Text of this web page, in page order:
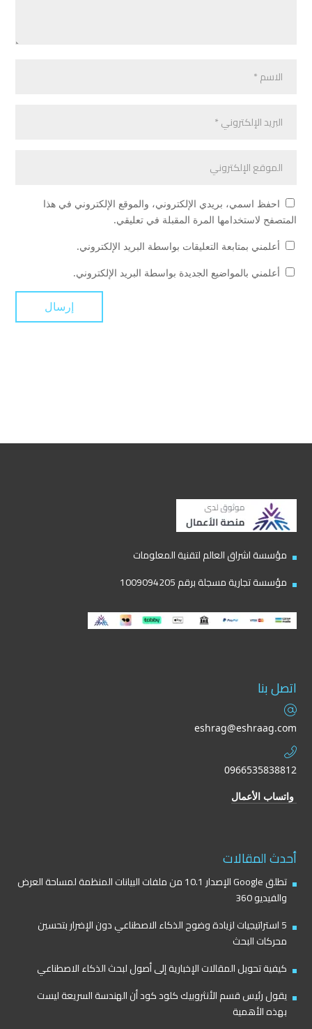
احفظ اسمي، بريدي الإلكتروني، والموقع الإلكتروني في هذا
المتصفح لاستخدامها المرة المقبلة في تعليقي.
أعلمني بمتابعة التعليقات بواسطة البريد الإلكتروني.
أعلمني بالمواضيع الجديدة بواسطة البريد الإلكتروني.
مؤسسة اشراق العالم لتقنية المعلومات
مؤسسة تجارية مسجلة برقم 1009094205
اتصل بنا
eshrag@eshraag.com
0966535838812
واتساب الأعمال
أحدث المقالات
تطلق Google الإصدار 10.1 من ملفات البيانات المنظمة لمساحة العرض
والفيديو 360
5 استراتيجيات لزيادة وضوح الذكاء الاصطناعي دون الإضرار بتحسين
محركات البحث
كيفية تحويل المقالات الإخبارية إلى أصول لبحث الذكاء الاصطناعي
يقول رئيس قسم الأنثروبيك كلود كود أن الهندسة السريعة ليست
بهذه الأهمية